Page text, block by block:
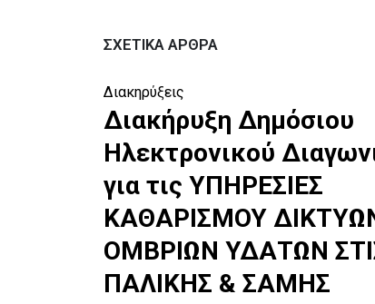
ΣΧΕΤΙΚΆ ΆΡΘΡΑ
Διακηρύξεις
Διακήρυξη Δημόσιου
Ηλεκτρονικού
για τις ΥΠΗΡΕΣΙΕΣ
ΚΑΘΑΡΙΣΜΟΥ
ΟΜΒΡΙΩΝ ΥΔΑΤΩΝ
ΠΑΛΙΚΗΣ & ΣΑΜΗΣ